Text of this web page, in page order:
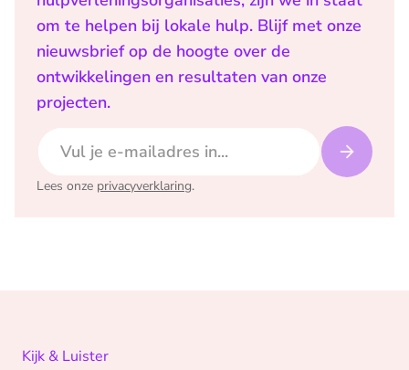
om te helpen bij lokale hulp. Blijf met onze
nieuwsbrief op de hoogte over de
ontwikkelingen en resultaten van onze
projecten.
Lees onze privacyverklaring.
Kijk & Luister